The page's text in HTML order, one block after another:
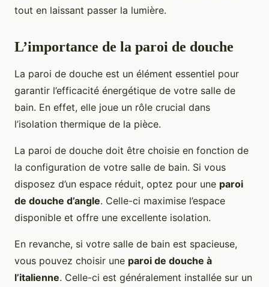
tout en laissant passer la lumière.
L’importance de la paroi de douche
La paroi de douche est un élément essentiel pour
garantir l’efficacité énergétique de votre salle de
bain. En effet, elle joue un rôle crucial dans
l’isolation thermique de la pièce.
La paroi de douche doit être choisie en fonction de
la configuration de votre salle de bain. Si vous
disposez d’un espace réduit, optez pour une paroi
de douche d’angle. Celle-ci maximise l’espace
disponible et offre une excellente isolation.
En revanche, si votre salle de bain est spacieuse,
vous pouvez choisir une paroi de douche à
l’italienne. Celle-ci est généralement installée sur un